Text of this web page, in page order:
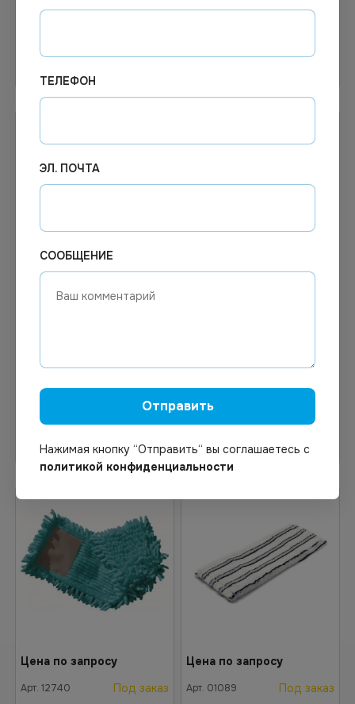
микрофибра, белый*50
Цена по запросу
Арт. 12740
Под заказ
Цена по запросу
Арт. 01089
Под заказ
ТЕЛЕФОН
ЭЛ. ПОЧТА
СООБЩЕНИЕ
Отправить
Нажимая кнопку “Отправить“ вы соглашаетесь с
политикой конфиденциальности